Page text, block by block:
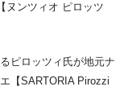
ヌンツィオ ピロッツ
ピロッツィ氏が地元ナ
【SARTORIA Pirozzi